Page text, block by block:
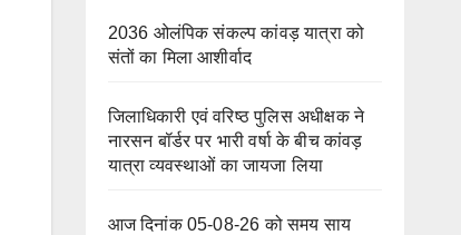
2036 ओलंपिक संकल्प कांवड़ यात्रा को
संतों का मिला आशीर्वाद
जिलाधिकारी एवं वरिष्ठ पुलिस अधीक्षक ने
नारसन बॉर्डर पर भारी वर्षा के बीच कांवड़
यात्रा व्यवस्थाओं का जायजा लिया
आज दिनांक 05-08-26 को समय साय